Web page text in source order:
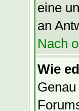
eine
an
Nach
Wie